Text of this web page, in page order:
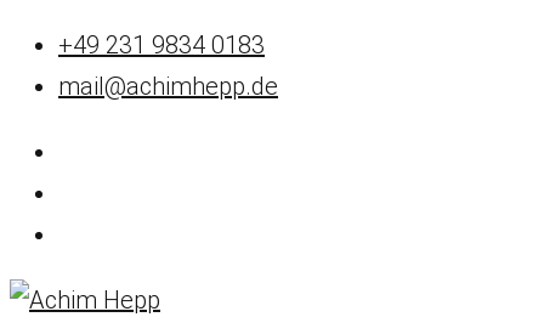
+49 231 9834 0183
mail@achimhepp.de